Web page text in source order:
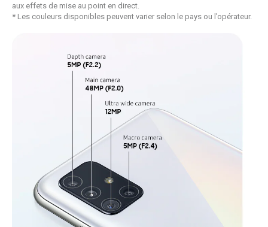
aux effets de mise au point en direct.
* Les couleurs disponibles peuvent varier selon le pays ou l’opérateur.